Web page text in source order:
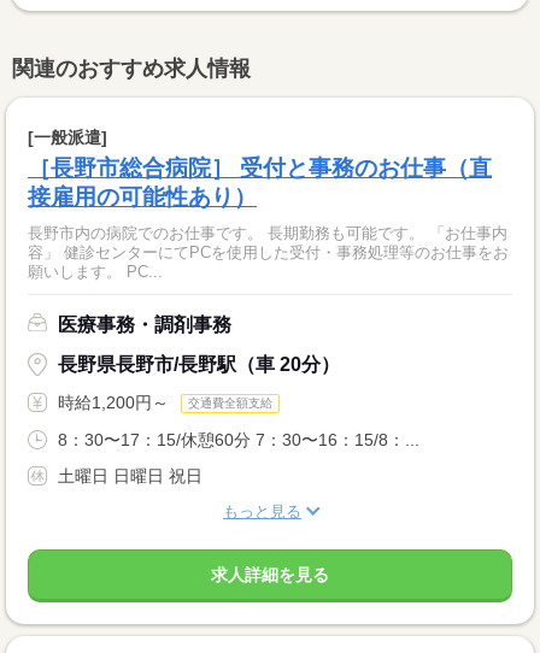
関連のおすすめ求人情報
[一般派遣]
［長野市総合病院］ 受付と事務のお仕事（直
接雇用の可能性あり）
長野市内の病院でのお仕事です。 長期勤務も可能です。 「お仕事内
容」 健診センターにてPCを使用した受付・事務処理等のお仕事をお
願いします。 PC...
医療事務・調剤事務
長野県長野市/長野駅（車 20分）
時給1,200円～ 交通費全額支給
8：30〜17：15/休憩60分 7：30〜16：15/8：...
土曜日 日曜日 祝日
もっと見る
求人詳細を見る